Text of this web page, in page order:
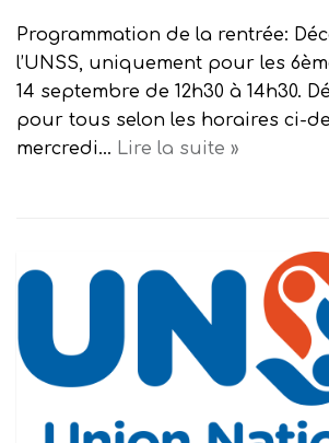
Programmation de la rentrée:
l’UNSS, uniquement pour les
14 septembre de 12h30 à 14h30.
pour tous selon les horaires ci-
mercredi… Lire la suite »